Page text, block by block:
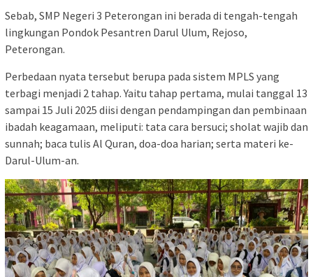
Sebab, SMP Negeri 3 Peterongan ini berada di tengah-tengah
lingkungan Pondok Pesantren Darul Ulum, Rejoso,
Peterongan.
Perbedaan nyata tersebut berupa pada sistem MPLS yang
terbagi menjadi 2 tahap. Yaitu tahap pertama, mulai tanggal 13
sampai 15 Juli 2025 diisi dengan pendampingan dan pembinaan
ibadah keagamaan, meliputi: tata cara bersuci; sholat wajib dan
sunnah; baca tulis Al Quran, doa-doa harian; serta materi ke-
Darul-Ulum-an.